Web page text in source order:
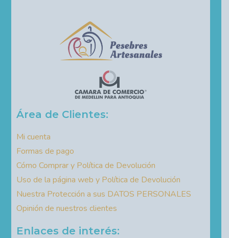
Área de Clientes:
Mi cuenta
Formas de pago
Cómo Comprar y Política de Devolución
Uso de la página web y Política de Devolución
Nuestra Protección a sus DATOS PERSONALES
Opinión de nuestros clientes
Enlaces de interés: